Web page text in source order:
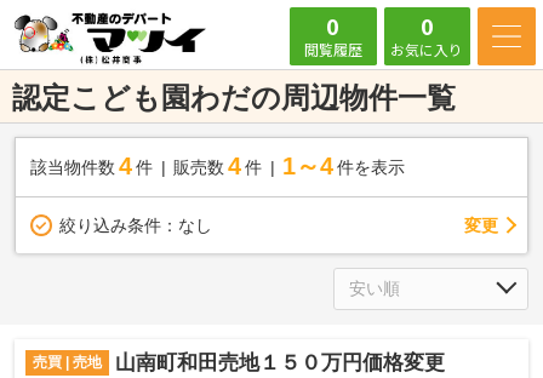
0
閲覧履歴
0
お気に入り
認定こども園わだの周辺物件一覧
該当物件数 4件 販売数 4 件 1～4 件を表示
絞り込み条件： なし 変更
売買 | 売地 山南町和田売地１５０万円価格変更